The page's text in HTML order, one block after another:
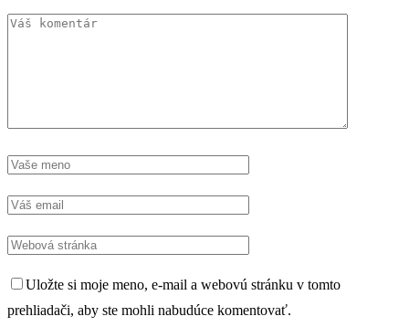
Uložte si moje meno, e-mail a webovú stránku v tomto
prehliadači, aby ste mohli nabudúce komentovať.